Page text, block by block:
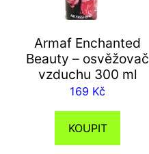
Armaf Enchanted
Beauty – osvěžovač
vzduchu 300 ml
169 Kč
KOUPIT